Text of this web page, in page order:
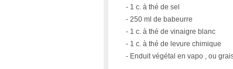
- 1 c. à thé de sel
- 250 ml de babeurre
- 1 c. à thé de vinaigre blanc
- 1 c. à thé de levure chimique
- Enduit végétal en vapo , ou